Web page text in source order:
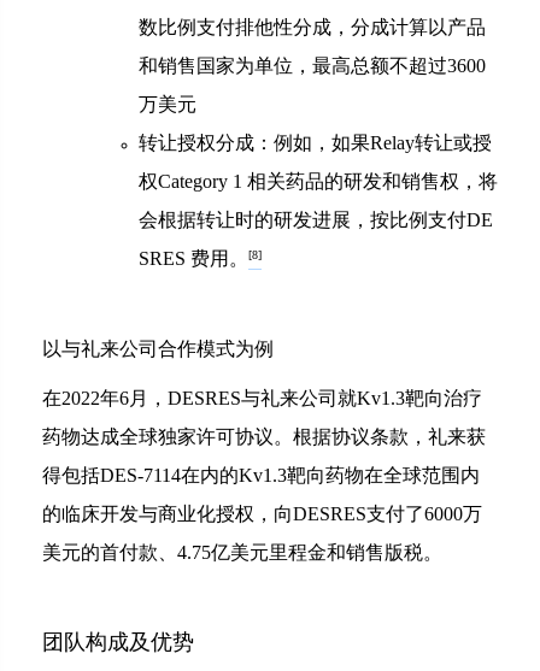
数比例支付排他性分成，分成计算以产品
和销售国家为单位，最高总额不超过3600
万美元
转让授权分成：例如，如果Relay转让或授
权Category 1 相关药品的研发和销售权，将
会根据转让时的研发进展，按比例支付DE
SRES 费用。
[8]
以与礼来公司合作模式为例
在2022年6月，DESRES与礼来公司就Kv1.3靶向治疗
药物达成全球独家许可协议。根据协议条款，礼来获
得包括DES-7114在内的Kv1.3靶向药物在全球范围内
的临床开发与商业化授权，向DESRES支付了6000万
美元的首付款、4.75亿美元里程金和销售版税。
团队构成及优势